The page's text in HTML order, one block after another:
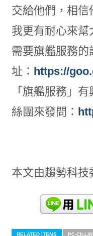
交給他們，相
我更有耐心來
需要旗艦服務的
址： https://
「旗艦服務」
絲團來發問：
本文由趨勢科技
RELATED ITEMS PC-CILLIN